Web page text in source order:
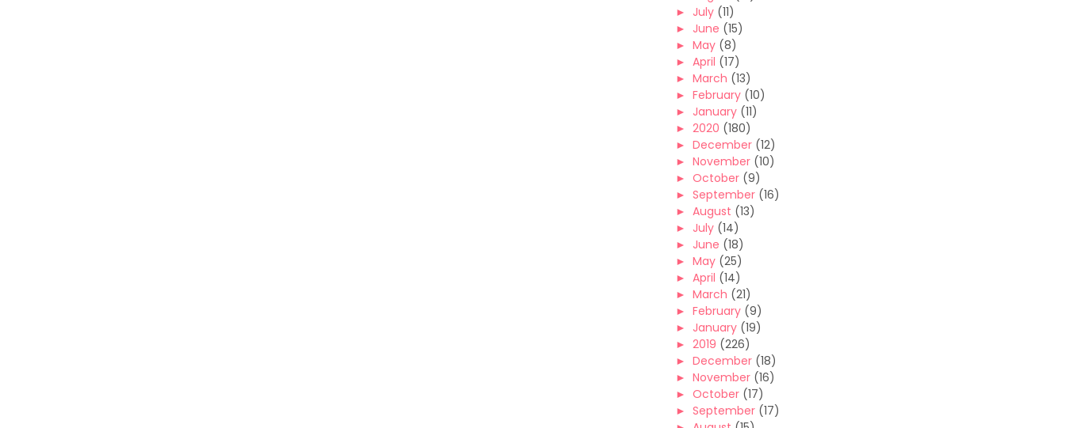
► July (11)
► June (15)
► May (8)
► April (17)
► March (13)
► February (10)
► January (11)
► 2020 (180)
► December (12)
► November (10)
► October (9)
► September (16)
► August (13)
► July (14)
► June (18)
► May (25)
► April (14)
► March (21)
► February (9)
► January (19)
► 2019 (226)
► December (18)
► November (16)
► October (17)
► September (17)